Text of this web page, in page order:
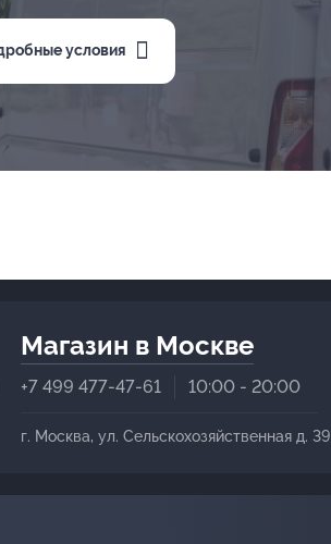
условия
Магазин в Москве
+7 499 477-47-61 10:00 - 20:00
г. Москва, ул. Сельскохозяйственная д. 39